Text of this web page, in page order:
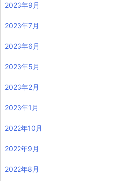
2023年9月
2023年7月
2023年6月
2023年5月
2023年2月
2023年1月
2022年10月
2022年9月
2022年8月